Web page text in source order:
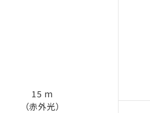
15 m
（赤外光）